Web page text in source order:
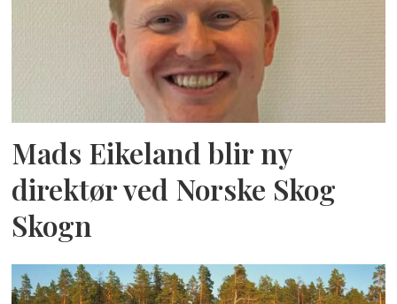
Mads Eikeland blir ny
direktør ved Norske Skog
Skogn